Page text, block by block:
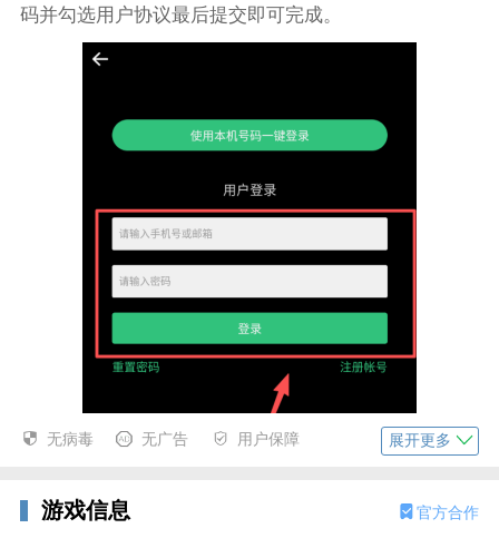
码并勾选用户协议最后提交即可完成。
无病毒 无广告 用户保障 展开更多
游戏信息 官方合作